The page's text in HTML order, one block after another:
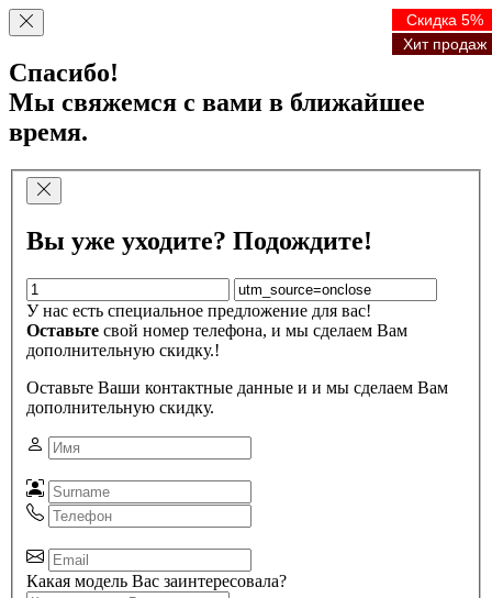
Спасибо!
Мы свяжемся с вами в ближайшее
время.
Вы уже уходите? Подождите!
У нас есть специальное предложение для вас!
Оставьте свой номер телефона, и мы сделаем Вам
дополнительную скидку.!
Оставьте Ваши контактные данные и и мы сделаем Вам
дополнительную скидку.
Какая модель Вас заинтересовала?
Скидка 5%
Хит продаж
Скидка 5%
Хит продаж
Скидка 5%
Хит продаж
Скидка 5%
Хит продаж